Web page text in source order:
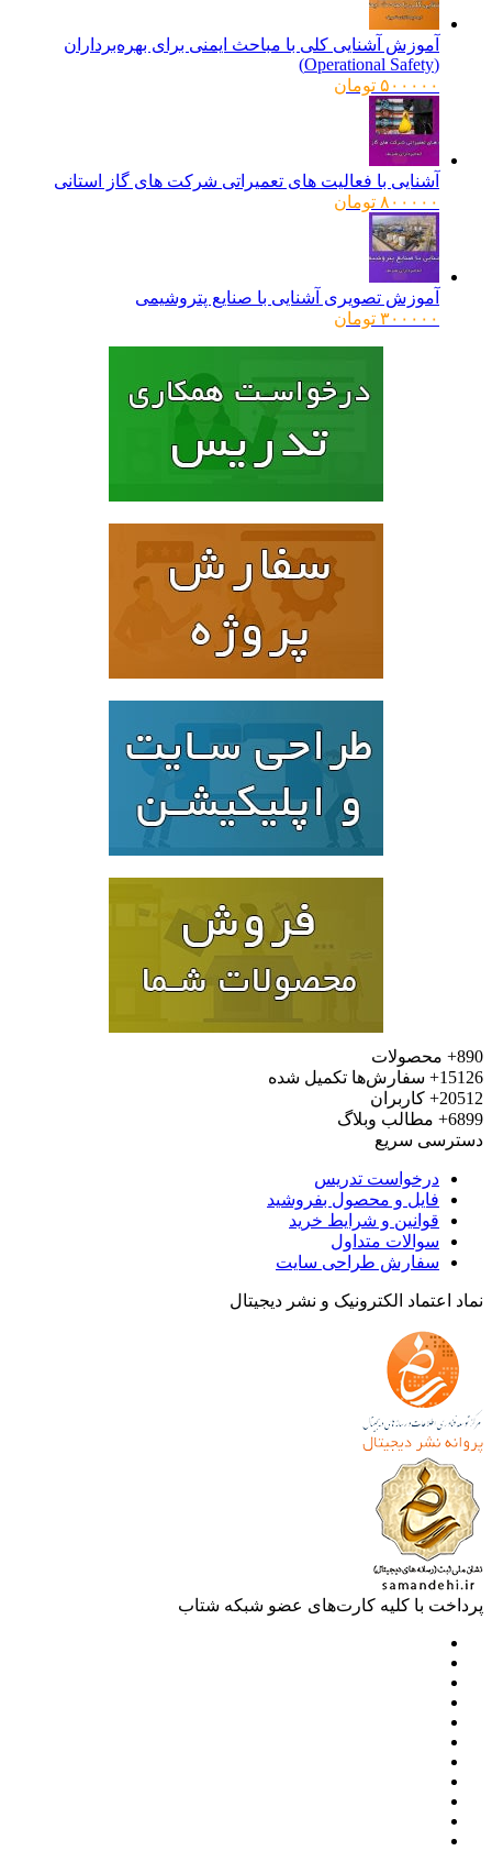
آموزش آشنایی کلی با مباحث ایمنی برای بهره‌برداران
۵۰۰۰۰۰ تومان
آشنایی با فعالیت های تعمیراتی شرکت های گاز استانی
۸۰۰۰۰۰ تومان
آموزش تصویری آشنایی با صنایع پتروشیمی
۳۰۰۰۰۰ تومان
محصولات
سفارش‌ها تکمیل شده
کاربران
مطالب وبلاگ
سریع
درخواست تدریس
فایل و محصول بفروشید
قوانین و شرایط خرید
سوالات متداول
سفارش طراحی سایت
اعتماد الکترونیک و نشر دیجیتال
با کلیه کارت‌های عضو شبکه شتاب